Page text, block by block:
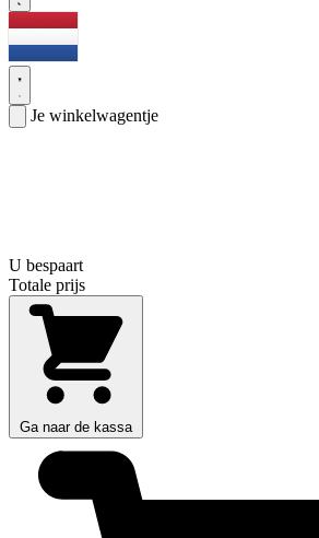
Je winkelwagentje
U bespaart
Totale prijs
Ga naar de kassa